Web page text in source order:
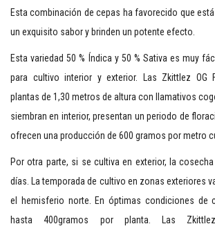
Esta combinación de cepas ha favorecido que
un exquisito sabor y brinden un potente efecto.
Esta variedad 50 % Índica y 50 % Sativa es muy
para cultivo interior y exterior. Las Zkittlez OG
plantas de 1,30 metros de altura con llamativos
siembran en interior, presentan un periodo de
ofrecen una producción de 600 gramos por metro
Por otra parte, si se cultiva en exterior, la
días. La temporada de cultivo en zonas exteriores
el hemisferio norte. En óptimas condiciones de
hasta 400gramos por planta. Las